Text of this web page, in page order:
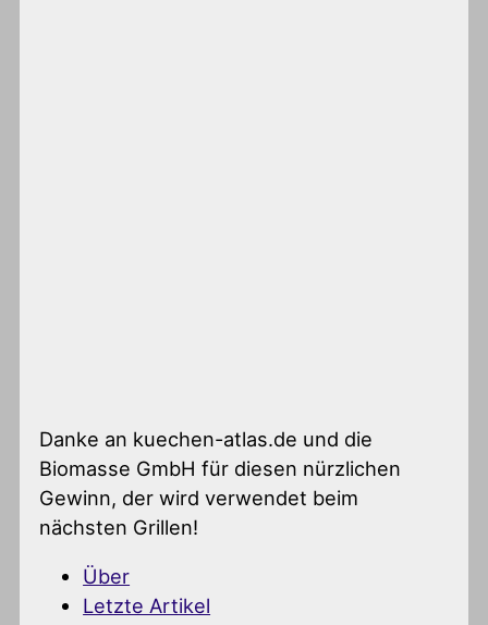
Danke an kuechen-atlas.de und die
Biomasse GmbH für diesen nürzlichen
Gewinn, der wird verwendet beim
nächsten Grillen!
Über
Letzte Artikel